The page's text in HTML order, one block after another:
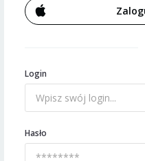
Login
Hasło